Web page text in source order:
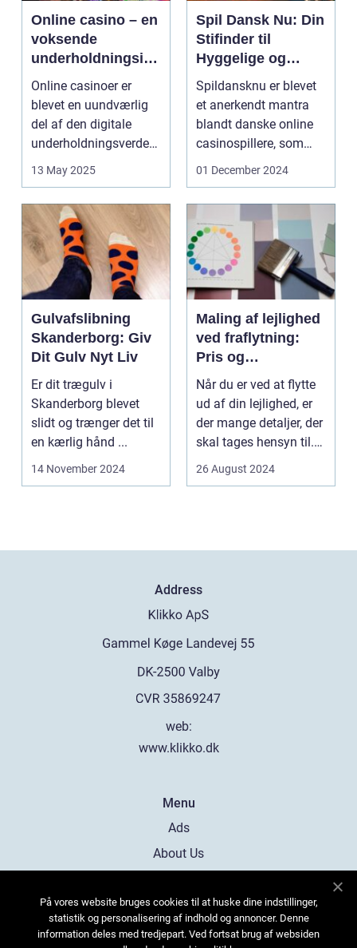
Online casino – en
voksende
underholdningsind
ustri
Online casinoer er
blevet en uundværlig
del af den digitale
underholdningsverden.
Med den stad...
13 May 2025
Spil Dansk Nu: Din
Stifinder til
Hyggelige og
Underholdende
Online Casinoer
Spildansknu er blevet
et anerkendt mantra
blandt danske online
casinospillere, som
søger unde...
01 December 2024
Gulvafslibning
Skanderborg: Giv
Dit Gulv Nyt Liv
Er dit trægulv i
Skanderborg blevet
slidt og trænger det til
en kærlig hånd ...
14 November 2024
Maling af lejlighed
ved fraflytning:
Pris og
overvejelser
Når du er ved at flytte
ud af din lejlighed, er
der mange detaljer, der
skal tages hensyn til.
En af...
26 August 2024
Address
web:
www.klikko.dk
Menu
Ads
About Us
Contact
Sitemap
På vores website bruges cookies til at huske dine indstillinger,
statistik og personalisering af indhold og annoncer. Denne
information deles med tredjepart. Ved fortsat brug af websiden